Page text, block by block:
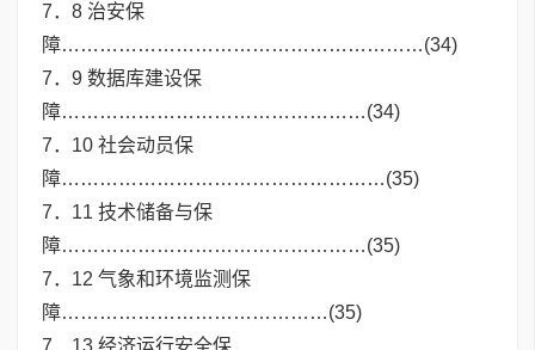
7．8 治安保
障…………………………………………………(34)
7．9 数据库建设保
障…………………………………………(34)
7．10 社会动员保
障……………………………………………(35)
7．11 技术储备与保
障…………………………………………(35)
7．12 气象和环境监测保
障……………………………………(35)